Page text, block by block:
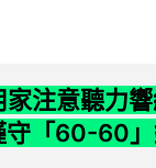
注意聽力
守「60-60